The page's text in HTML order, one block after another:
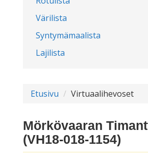
Värilista
Syntymämaalista
Lajilista
Etusivu Virtuaalihevoset
Mörkövaaran
(VH18-018-1154)